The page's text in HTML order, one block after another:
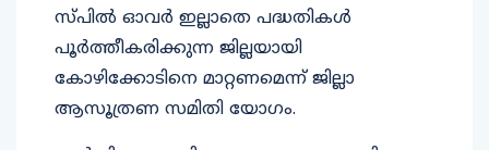
സ്പിൽ ഓവർ ഇല്ലാതെ പദ്ധതികൾ
പൂർത്തീകരിക്കുന്ന ജില്ലയായി
കോഴിക്കോടിനെ മാറ്റണമെന്ന് ജില്ലാ
ആസൂത്രണ സമിതി യോഗം.